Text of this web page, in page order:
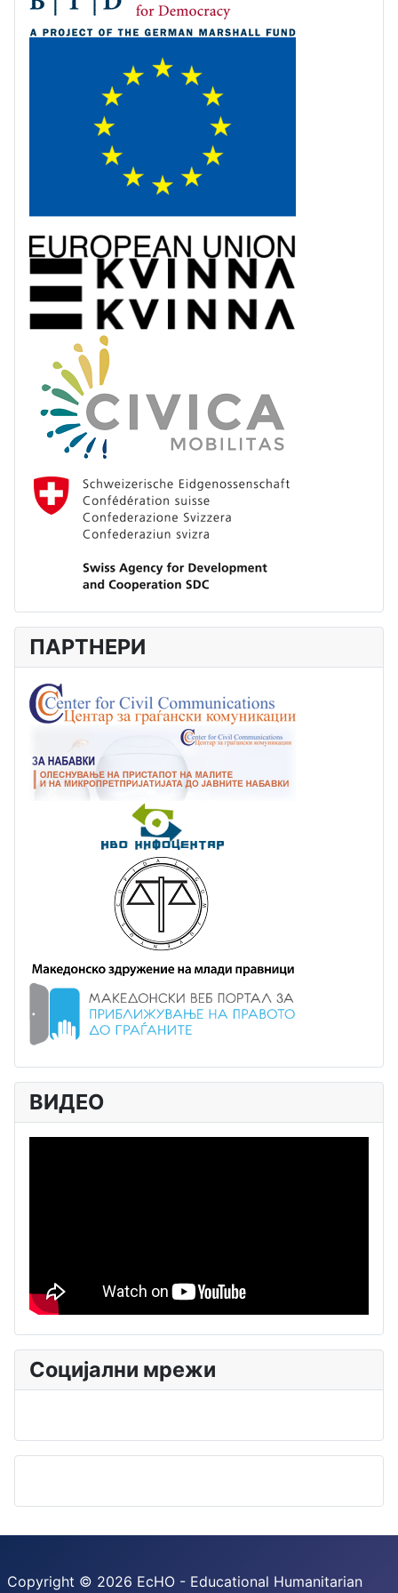
ПАРТНЕРИ
ВИДЕО
Социјални мрежи
Copyright © 2026 EcHO - Educational Humanitarian